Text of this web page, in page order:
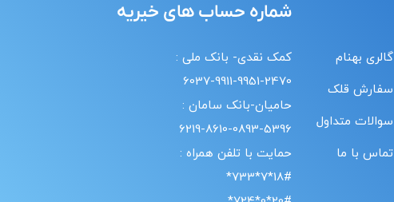
گالری بهنام
سفارش قلک
سوالات متداول
تماس با ما
شماره حساب های خیریه
کمک نقدی- بانک ملی :
6037-9911-9951-2470
حامیان-بانک سامان :
6219-8610-0893-5396
حمایت با تلفن همراه :
18#*7*733*